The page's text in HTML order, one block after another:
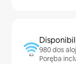
980 dos
Poręba